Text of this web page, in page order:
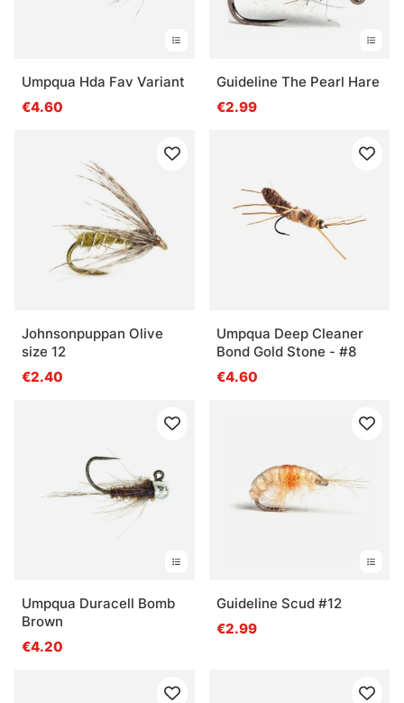
Umpqua Hda Fav Variant
€4.60
Guideline The Pearl Hare
€2.99
Johnsonpuppan Olive
size 12
€2.40
Umpqua Deep Cleaner
Bond Gold Stone - #8
€4.60
Umpqua Duracell Bomb
Brown
€4.20
Guideline Scud #12
€2.99